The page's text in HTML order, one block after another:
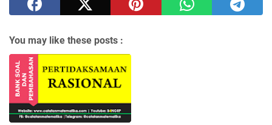
You may like these posts :